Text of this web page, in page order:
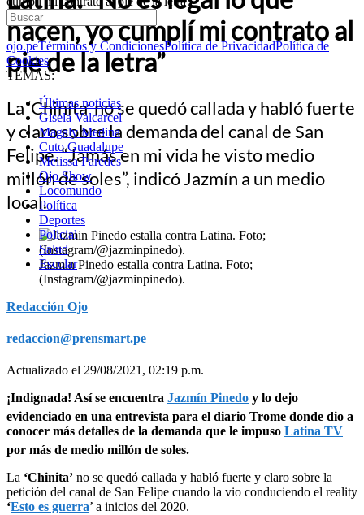
ojo.peTérminos y CondicionesPolítica de PrivacidadPolítica de
Cookies
TEMAS:
Últimas noticias
Gisela Valcarcel
Magaly Medina
Cuto Guadalupe
Melissa Paredes
Ojo Show
Locomundo
Política
Deportes
Policial
Salud
Escolar
hacen, yo cumplí mi contrato al
pie de la letra”
La ‘Chinita’ no se quedó callada y habló fuerte
y claro sobre la demanda del canal de San
Felipe. “Jamás en mi vida he visto medio
millón de soles”, indicó Jazmín a un medio
local.
Jazmin Pinedo estalla contra Latina. Foto;
(Instagram/@jazminpinedo).
Redacción Ojo
redaccion@prensmart.pe
Actualizado el 29/08/2021, 02:19 p.m.
¡Indignada! Así se encuentra Jazmín Pinedo y lo dejo
evidenciado en una entrevista para el diario Trome donde dio a
conocer más detalles de la demanda que le impuso Latina TV
por más de medio millón de soles.
La ‘Chinita’ no se quedó callada y habló fuerte y claro sobre la
petición del canal de San Felipe cuando la vio conduciendo el reality
‘Esto es guerra’ a inicios del 2020.